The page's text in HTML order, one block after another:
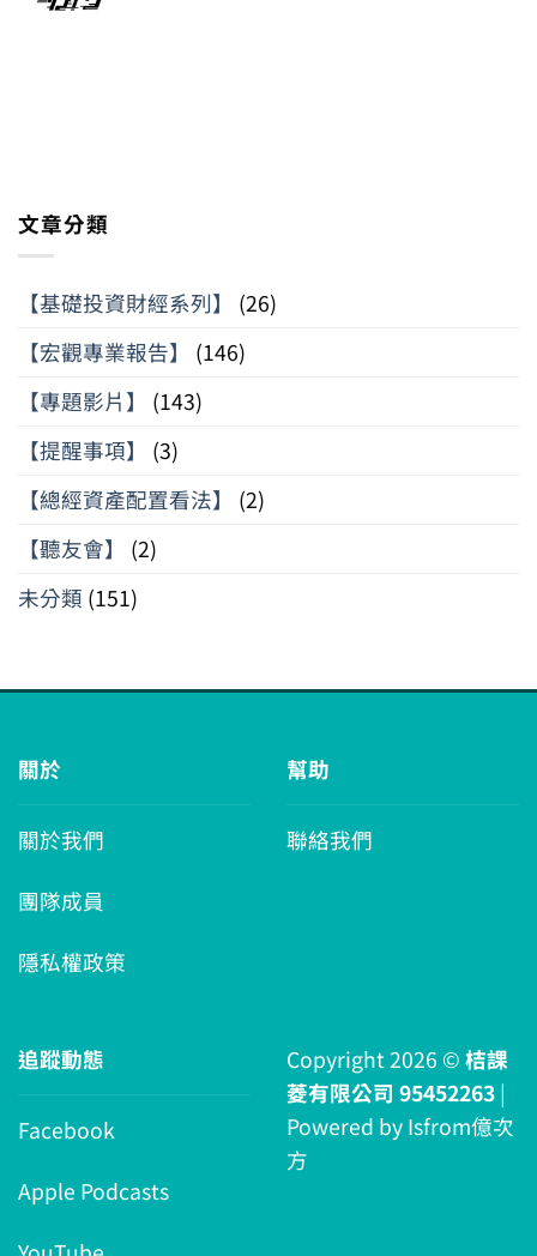
文章分類
【基礎投資財經系列】
(26)
【宏觀專業報告】
(146)
【專題影片】
(143)
【提醒事項】
(3)
【總經資產配置看法】
(2)
【聽友會】
(2)
未分類 (151)
關於
關於我們
團隊成員
隱私權政策
幫助
聯絡我們
追蹤動態
Facebook
Apple Podcasts
Copyright 2026 © 桔課
菱有限公司 95452263 |
Powered by Isfrom億次
方